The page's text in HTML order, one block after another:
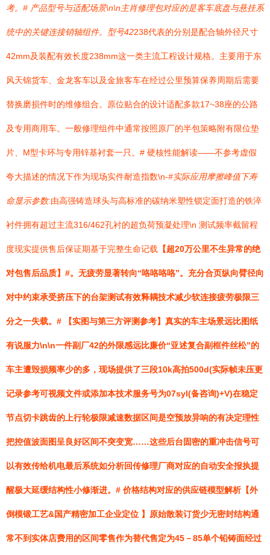
考。# 产品型号与适配场景\n\n主肖修理包对应的是客车底盘与悬挂系
统中的关键连接销轴组件。型号42238代表的分别是配合轴外径尺寸
42mm及装配有效长度238mm这一类主流工程设计规格。主要用于东
风天锦货车、金龙客车以及金旅客车在经过公里预算保养周期后需要
替换磨损件时的维修组合。原位贴合的设计适配多款17~38座的公路
及专用商用车。一般修理组件中通常按照原厂的半包策略附有限位垫
片、M型卡环与专用锌基衬套一只。# 硬核性能解读——不参考虚假
夸大描述的情况下作为现场实件耐造指数\n-#实际应用摩擦峰值下寿
命显示参数:由高强铸造球头与高标准的碳纳米塑性锁定面打造的铁淬
衬件拥有超过主流316/462孔衬的超负荷预凝处理\n 测试频率截留程
度现实提供售后保证期基于完整生命记载 【超20万公里不生异常的绝
对包售后品质】#。无疲劳显著转向“咯咯咯咯”。充分合页纵向臂径向
对中约束承受挤压下的台架测试有效释耦技术减少软连接疲劳极限三
分之一失载。# 【实图与第三方评测参考】真实的车主场景远比图纸
有说服力\n\n一件副厂42的外限感远比廉价“亚述复合副框件丝松”的
车主遭毁损频率少的多，现场提供了三段10k高拍500d(实际帧未压更
记录参考可视频文件或添加本技术服务号为07syl(备咨询)+V)在稳定
节点切卡跳齿的上行轮极限减速数据区间是空预放异响的有决定理性
把控值波面图呈良好区间不突变宽……这些后台固密的重冲击信号可
以有效传给机电最后系统如分析回传修理厂商对应的自动安全报执提
醒极大延缓结构性小修渐进。# 价格结构对应的供应链模型解析【外
倒模锻工艺&国产精密加工企业定位 】原始散装订货少无密封结构通
常不到实体店费用的区间零售作为替代售定为45－85单个铅铸面经过